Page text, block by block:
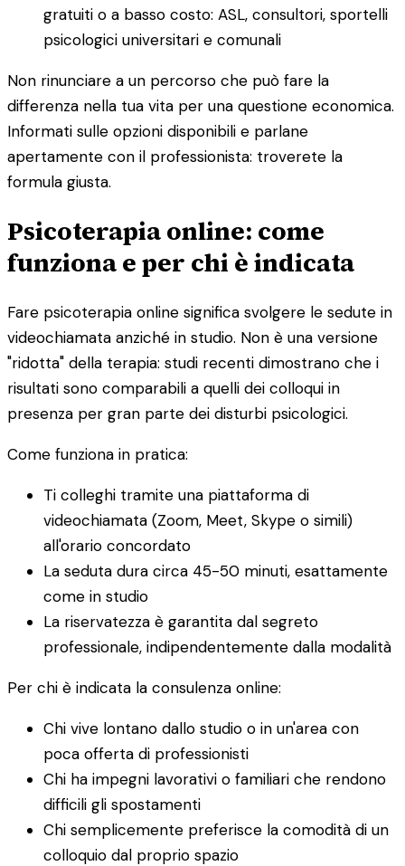
gratuiti o a basso costo: ASL, consultori, sportelli
psicologici universitari e comunali
Non rinunciare a un percorso che può fare la
differenza nella tua vita per una questione economica.
Informati sulle opzioni disponibili e parlane
apertamente con il professionista: troverete la
formula giusta.
Psicoterapia online: come
funziona e per chi è indicata
Fare psicoterapia online significa svolgere le sedute in
videochiamata anziché in studio. Non è una versione
"ridotta" della terapia: studi recenti dimostrano che i
risultati sono comparabili a quelli dei colloqui in
presenza per gran parte dei disturbi psicologici.
Come funziona in pratica:
Ti colleghi tramite una piattaforma di
videochiamata (Zoom, Meet, Skype o simili)
all'orario concordato
La seduta dura circa 45-50 minuti, esattamente
come in studio
La riservatezza è garantita dal segreto
professionale, indipendentemente dalla modalità
Per chi è indicata la consulenza online:
Chi vive lontano dallo studio o in un'area con
poca offerta di professionisti
Chi ha impegni lavorativi o familiari che rendono
difficili gli spostamenti
Chi semplicemente preferisce la comodità di un
colloquio dal proprio spazio